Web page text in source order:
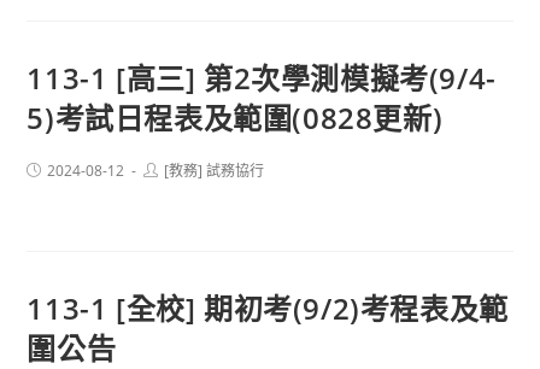
113-1 [高三] 第2次學測模擬考(9/4-
5)考試日程表及範圍(0828更新)
Post2024-08-12
Post[教務] 試務協行
113-1 [全校] 期初考(9/2)考程表及範
圍公告